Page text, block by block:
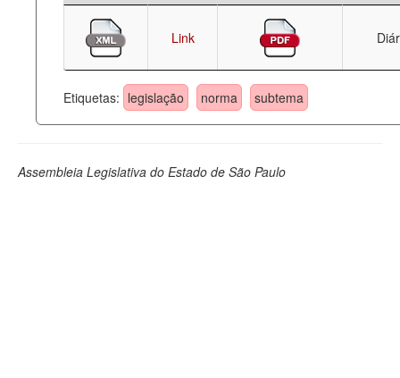
Administração
Legislação
Perguntas frequentes
Link
Etiquetas: legislação norma subtema
Assembleia Legislativa do Estado de São Paulo